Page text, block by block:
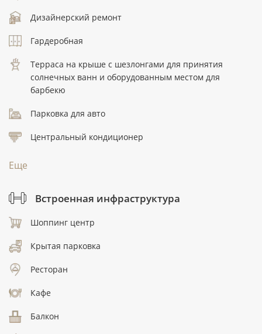
Дизайнерский ремонт
Гардеробная
Терраса на крыше с шезлонгами для принятия
солнечных ванн и оборудованным местом для
барбекю
Парковка для авто
Центральный кондиционер
Еще
Встроенная инфраструктура
Шоппинг центр
Крытая парковка
Ресторан
Кафе
Балкон